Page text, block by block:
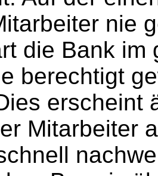
nie
die Bank im
berechtigt
erscheint
Mitarbeiter